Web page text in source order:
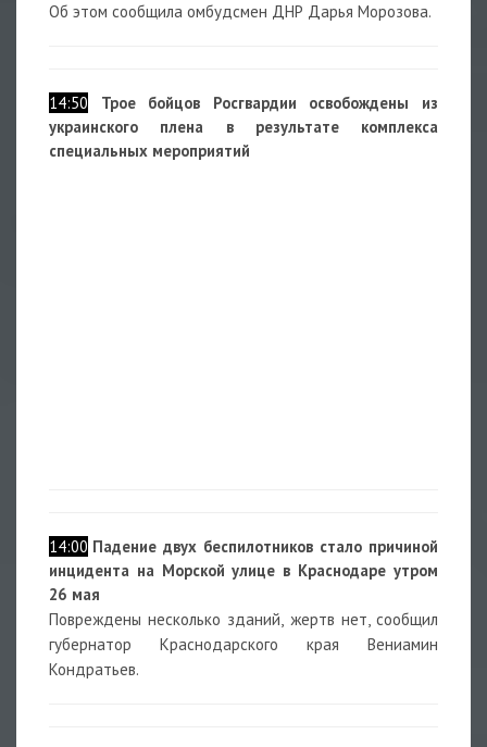
Об этом сообщила омбудсмен ДНР Дарья Морозова.
14:50
Трое бойцов Росгвардии освобождены из
украинского плена в результате комплекса
специальных мероприятий
14:00 Падение двух беспилотников стало причиной
инцидента на Морской улице в Краснодаре утром
26 мая
Повреждены несколько зданий, жертв нет, сообщил
губернатор Краснодарского края Вениамин
Кондратьев.